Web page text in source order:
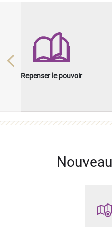
Repenser le pouvoir
Previous